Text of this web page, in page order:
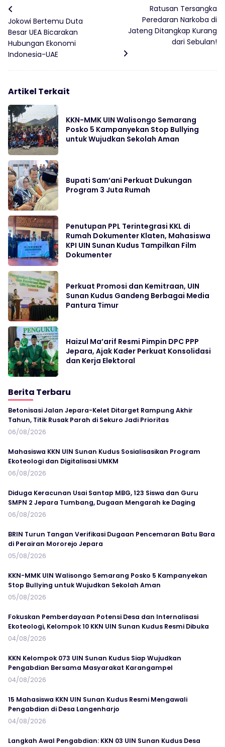
Jokowi Bertemu Duta
Besar UEA Bicarakan
Hubungan Ekonomi
Indonesia-UAE
Ratusan Tersangka
Peredaran Narkoba di
Jateng Ditangkap Kurang
dari Sebulan!
Artikel Terkait
KKN-MMK UIN Walisongo Semarang
Posko 5 Kampanyekan Stop Bullying
untuk Wujudkan Sekolah Aman
Bupati Sam’ani Perkuat Dukungan
Program 3 Juta Rumah
Penutupan PPL Terintegrasi KKL di
Rumah Dokumenter Klaten, Mahasiswa
KPI UIN Sunan Kudus Tampilkan Film
Dokumenter
Perkuat Promosi dan Kemitraan, UIN
Sunan Kudus Gandeng Berbagai Media
Pantura Timur
Haizul Ma’arif Resmi Pimpin DPC PPP
Jepara, Ajak Kader Perkuat Konsolidasi
dan Kerja Elektoral
Berita Terbaru
Betonisasi Jalan Jepara-Kelet Ditarget Rampung Akhir
Tahun, Titik Rusak Parah di Sekuro Jadi Prioritas
06/08/2026
Mahasiswa KKN UIN Sunan Kudus Sosialisasikan Program
Ekoteologi dan Digitalisasi UMKM
06/08/2026
Diduga Keracunan Usai Santap MBG, 123 Siswa dan Guru
SMPN 2 Jepara Tumbang, Dugaan Mengarah ke Daging
06/08/2026
BRIN Turun Tangan Verifikasi Dugaan Pencemaran Batu Bara
di Perairan Mororejo Jepara
05/08/2026
KKN-MMK UIN Walisongo Semarang Posko 5 Kampanyekan
Stop Bullying untuk Wujudkan Sekolah Aman
05/08/2026
Fokuskan Pemberdayaan Potensi Desa dan Internalisasi
Ekoteologi, Kelompok 10 KKN UIN Sunan Kudus Resmi Dibuka
04/08/2026
KKN Kelompok 073 UIN Sunan Kudus Siap Wujudkan
Pengabdian Bersama Masyarakat Karangampel
04/08/2026
15 Mahasiswa KKN UIN Sunan Kudus Resmi Mengawali
Pengabdian di Desa Langenharjo
04/08/2026
Langkah Awal Pengabdian: KKN 03 UIN Sunan Kudus Desa